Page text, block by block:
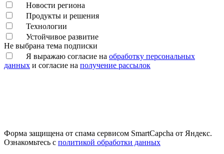
Новости региона
Продукты и решения
Технологии
Устойчивое развитие
Не выбрана тема подписки
Я выражаю согласие на обработку персональных
данных и согласие на получение рассылок
Форма защищена от спама сервисом SmartCapcha от Яндекс.
Ознакомьтесь с политикой обработки данных